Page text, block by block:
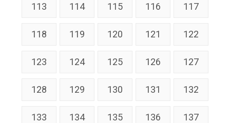
113 114 115 116 117
118 119 120 121 122
123 124 125 126 127
128 129 130 131 132
133 134 135 136 137